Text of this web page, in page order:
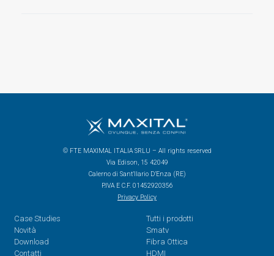
© FTE MAXIMAL ITALIA SRLU – All rights reserved
Via Edison, 15 42049
Calerno di Sant’Ilario D’Enza (RE)
P.IVA E C.F. 01452920356
Privacy Policy
Case Studies
Novità
Download
Contatti
Tutti i prodotti
Smatv
Fibra Ottica
HDMI